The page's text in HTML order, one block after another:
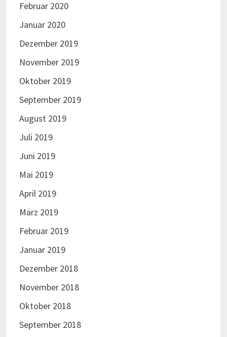
Februar 2020
Januar 2020
Dezember 2019
November 2019
Oktober 2019
September 2019
August 2019
Juli 2019
Juni 2019
Mai 2019
April 2019
März 2019
Februar 2019
Januar 2019
Dezember 2018
November 2018
Oktober 2018
September 2018